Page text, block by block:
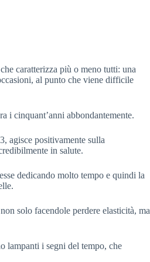
caratterizza più o meno tutti: una
al punto che viene difficile
i cinquant’anni abbondantemente.
agisce positivamente sulla
in salute.
dedicando molto tempo e quindi la
solo facendole perdere elasticità, ma
lampanti i segni del tempo, che